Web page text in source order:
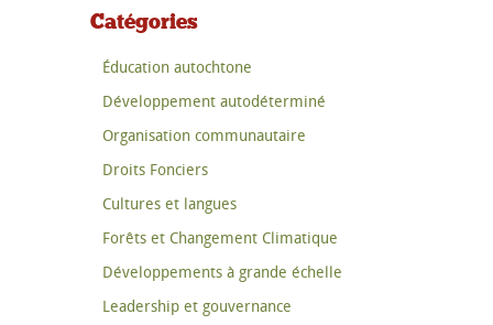
Catégories
Éducation autochtone
Développement autodéterminé
Organisation communautaire
Droits Fonciers
Cultures et langues
Forêts et Changement Climatique
Développements à grande échelle
Leadership et gouvernance